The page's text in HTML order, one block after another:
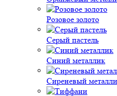
Розовое золото
Серый пастель
Синий металлик
Сиреневый